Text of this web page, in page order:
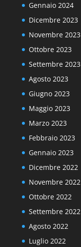
Gennaio 2024
Dicembre 2023
Novembre 2023
Ottobre 2023
Settembre 2023
Agosto 2023
Giugno 2023
Maggio 2023
Marzo 2023
Febbraio 2023
Gennaio 2023
Dicembre 2022
Novembre 2022
Ottobre 2022
Settembre 2022
Agosto 2022
Luglio 2022